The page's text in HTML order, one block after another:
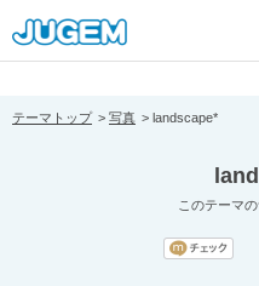
[pear_error:
prefix="" info=""]
テーマトップ 写真 landscape*
このテーマ